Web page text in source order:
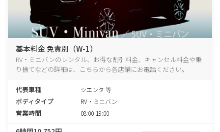
基本料金 免責別（W-1）
RV・ミニバンのレンタル、お得な割引料金、キャンセル料金や乗
り捨てなどの詳細は、こちらから各店舗にお電話ください。
代表車種 シエンタ 等
ボディタイプ RV・ミニバン
営業時間 08:00-19:00